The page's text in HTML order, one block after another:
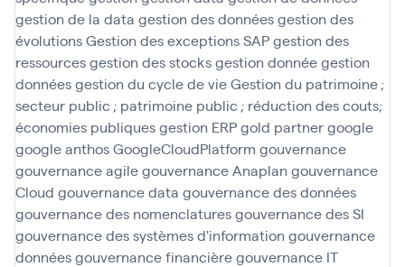
gestion de la data gestion des donnéesgestion des
évolutionsGestion des exceptions SAPgestion des
ressourcesgestion des stocksgestion donnéegestion
donnéesgestion du cycle de vieGestion du patrimoine ;
secteur public ; patrimoine public ; réduction des couts;
économies publiquesgestion ERPgold partnergoogle
google anthosGoogleCloudPlatform gouvernance
gouvernance agilegouvernance Anaplan gouvernance
Cloud gouvernance data gouvernance des données
gouvernance des nomenclaturesgouvernance des SI
gouvernance des systèmes d'information gouvernance
donnéesgouvernance financièregouvernance IT